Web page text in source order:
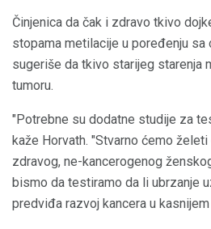
Činjenica da čak i zdravo tkivo
stopama metilacije u poređenju
sugeriše da tkivo starijeg starenja
tumoru.
"Potrebne su dodatne studije za
kaže Horvath. "Stvarno ćemo
zdravog, ne-kancerogenog
bismo da testiramo da li ubrzanje
predviđa razvoj kancera u kasnijem